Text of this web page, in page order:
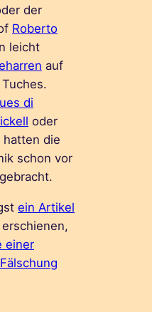
der
Roberto
leicht
auf
di
oder
hatten die
schon vor
ein Artikel
einer